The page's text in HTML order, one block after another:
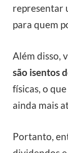
representar
para quem
Além disso,
são isentos
físicas, o
ainda mais
Portanto,